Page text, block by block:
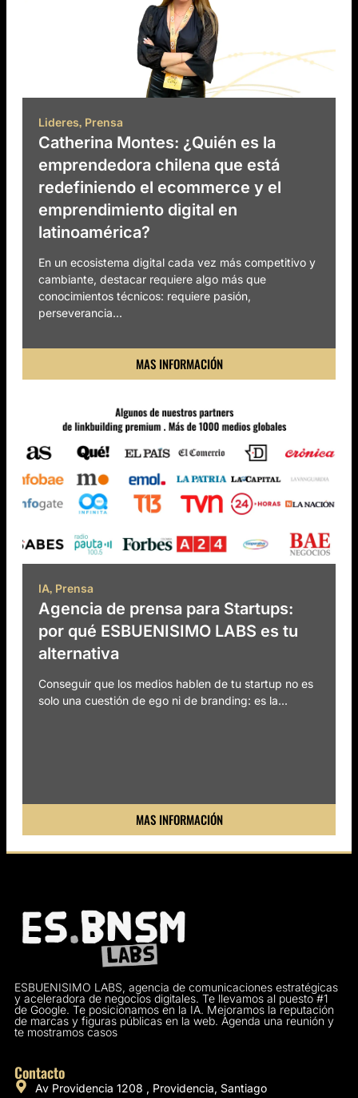
Lideres, Prensa
Catherina Montes: ¿Quién es la
emprendedora chilena que está
redefiniendo el ecommerce y el
emprendimiento digital en
latinoamérica?
En un ecosistema digital cada vez más competitivo y
cambiante, destacar requiere algo más que
conocimientos técnicos: requiere pasión,
perseverancia...
MAS INFORMACIÓN
IA, Prensa
Agencia de prensa para Startups:
por qué ESBUENISIMO LABS es tu
alternativa
Conseguir que los medios hablen de tu startup no es
solo una cuestión de ego ni de branding: es la...
MAS INFORMACIÓN
ESBUENISIMO LABS, agencia de comunicaciones estratégicas
y aceleradora de negocios digitales. Te llevamos al puesto #1
de Google. Te posicionamos en la IA. Mejoramos la reputación
de marcas y figuras públicas en la web. Agenda una reunión y
te mostramos casos
Contacto
Av Providencia 1208 , Providencia, Santiago